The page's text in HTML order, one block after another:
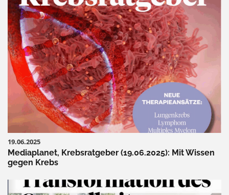
19.06.2025
Mediaplanet, Krebsratgeber (19.06.2025): Mit Wissen
gegen Krebs